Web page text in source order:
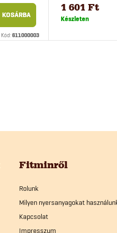
KOSÁRBA
Kód:611000003
1 601 Ft
Készleten
Fitminről
Rolunk
Milyen nyersanyagokat
Kapcsolat
Impresszum